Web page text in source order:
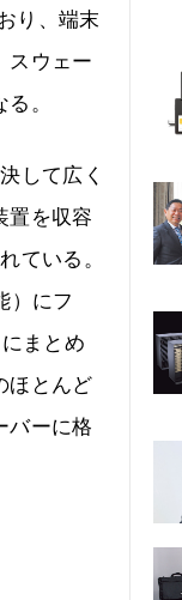
り、端末
スウェー
。
して広く
置を収容
ている。
）にフ
まとめ
ほとんど
バーに格